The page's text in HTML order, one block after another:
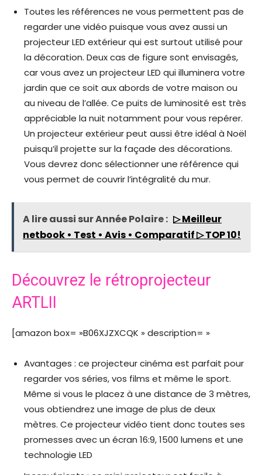
Toutes les références ne vous permettent pas de
regarder une vidéo puisque vous avez aussi un
projecteur LED extérieur qui est surtout utilisé pour
la décoration. Deux cas de figure sont envisagés,
car vous avez un projecteur LED qui illuminera votre
jardin que ce soit aux abords de votre maison ou
au niveau de l’allée. Ce puits de luminosité est très
appréciable la nuit notamment pour vous repérer.
Un projecteur extérieur peut aussi être idéal à Noël
puisqu’il projette sur la façade des décorations.
Vous devrez donc sélectionner une référence qui
vous permet de couvrir l’intégralité du mur.
A lire aussi sur Année Polaire : ▷ Meilleur
netbook • Test • Avis • Comparatif ▷ TOP 10!
Découvrez le rétroprojecteur
ARTLII
[amazon box= »B06XJZXCQK » description= »
Avantages : ce projecteur cinéma est parfait pour
regarder vos séries, vos films et même le sport.
Même si vous le placez à une distance de 3 mètres,
vous obtiendrez une image de plus de deux
mètres. Ce projecteur vidéo tient donc toutes ses
promesses avec un écran 16:9, 1500 lumens et une
technologie LED